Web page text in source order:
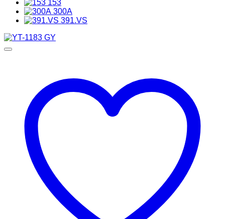
153
300A
391.VS